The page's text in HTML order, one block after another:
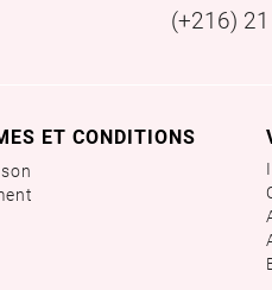
(+216)
ET CONDITIONS